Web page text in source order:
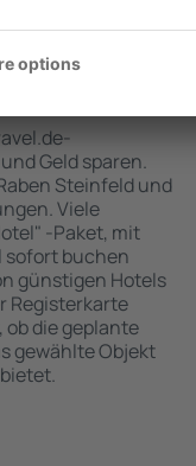
Geld sparen.
Steinfeld und
Viele
-Paket, mit
sofort buchen
günstigen Hotels
Registerkarte
ob die geplante
gewählte Objekt